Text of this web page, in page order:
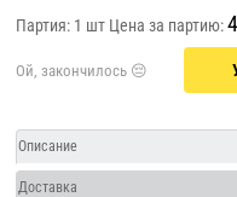
Партия: 1 шт Цена за партию:
Описание
Доставка